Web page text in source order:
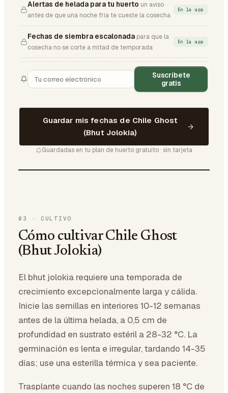
Alertas de helada para tu huerto un aviso
antes de que una noche fría te cueste la cosecha
En la app
Fechas de siembra escalonada para que la
cosecha no se corte a mitad de temporada
En la app
Suscríbete
gratis
Guardar mis fechas de Chile Ghost
(Bhut Jolokia)
Guardadas en tu plan de huerto gratuito · sin tarjeta
03 · CULTIVO
Cómo cultivar Chile Ghost
(Bhut Jolokia)
El bhut jolokia requiere una temporada de
crecimiento excepcionalmente larga y cálida.
Inicie las semillas en interiores 10-12 semanas
antes de la última helada, a 0,5 cm de
profundidad en sustrato estéril a 28-32 °C. La
germinación es lenta e irregular, tardando 14-35
días; use una esterilla térmica y sea paciente.
Trasplante cuando las noches superen 18 °C de